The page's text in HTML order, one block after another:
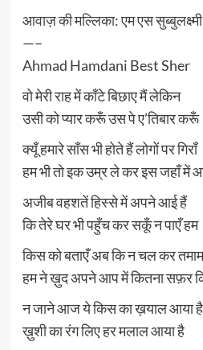
आवाज़ की मल्लिका: एम एस
—–
Ahmad Hamdani Best Sher
वो मेरी राह में काँटे बिछाए मैं लेकिन
उसी को प्यार करूँ उस पे ए’तिबार करूँ
क्यूँ हमारे साँस भी होते हैं लोगों पर गिराँ
हम भी तो इक उम्र ले कर इस जहाँ में
अजीब वहशतें हिस्से में अपने आई हैं
कि तेरे घर भी पहुँच कर सकूँ न पाएँ हम
किस को बताएँ अब कि न चल कर
हम ने ख़ुद अपने आप में कितना सफ़र
न जाने आज ये किस का ख़याल आया है
ख़ुशी का रंग लिए हर मलाल आया है